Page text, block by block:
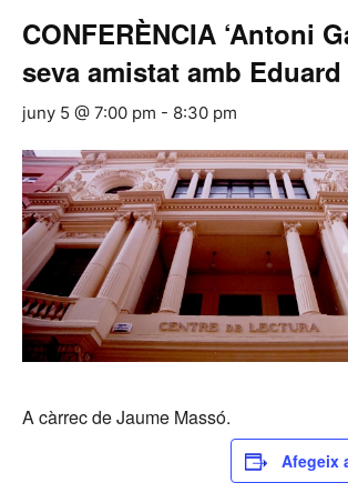
CONFERÈNCIA ‘Antoni
seva amistat amb Eduard
juny 5 @ 7:00 pm - 8:30 pm
A càrrec de Jaume Massó.
Afegeix